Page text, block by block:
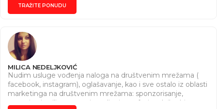
TRAŽITE PONUDU
MILICA NEDELJKOVIĆ
Nudim usluge vođenja naloga na društvenim mrežama (
facebook, instagram), oglašavanje, kao i sve ostalo iz oblasti
marketinga na društvenim mrežama: sponzorisanje,
targetiranje ciljne grupe i pravljenje profesionalnih objava